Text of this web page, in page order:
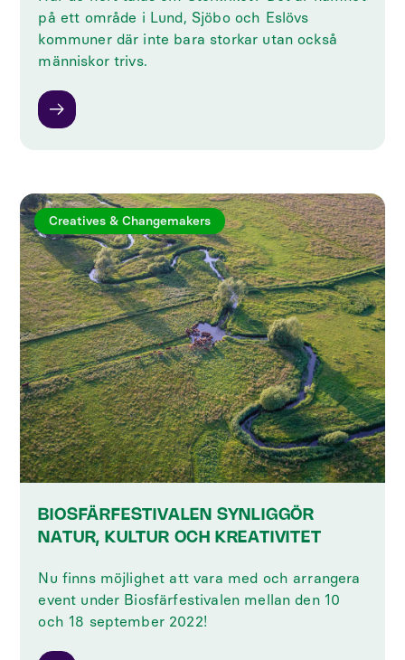
på ett område i Lund, Sjöbo och Eslövs
kommuner där inte bara storkar utan också
människor trivs.
Creatives & Changemakers
BIOSFÄRFESTIVALEN SYNLIGGÖR
NATUR, KULTUR OCH KREATIVITET
Nu finns möjlighet att vara med och arrangera
event under Biosfärfestivalen mellan den 10
och 18 september 2022!